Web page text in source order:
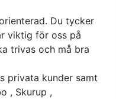
Du tycker
viktig för oss på
trivas och må bra
privata kunder samt
, Skurup ,